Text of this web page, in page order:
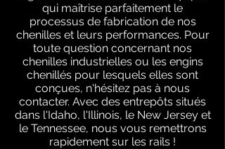
qui maîtrise parfaitement le
processus de fabrication de nos
chenilles et leurs performances. Pour
toute question concernant nos
chenilles industrielles ou les engins
chenillés pour lesquels elles sont
conçues, n'hésitez pas à nous
contacter. Avec des entrepôts situés
dans l'Idaho, l'Illinois, le New Jersey et
le Tennessee, nous vous remettrons
rapidement sur les rails !